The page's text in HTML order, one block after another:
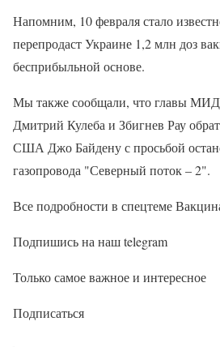
Напомним, 10 февраля стало
перепродаст Украине 1,2 млн доз
бесприбыльной основе.
Мы также сообщали, что главы
Дмитрий Кулеба и Збигнев Рау
США Джо Байдену с просьбой
газопровода "Северный поток – 2".
Все подробности в спецтеме
Подпишись на наш telegram
Только самое важное и интересное
Подписаться